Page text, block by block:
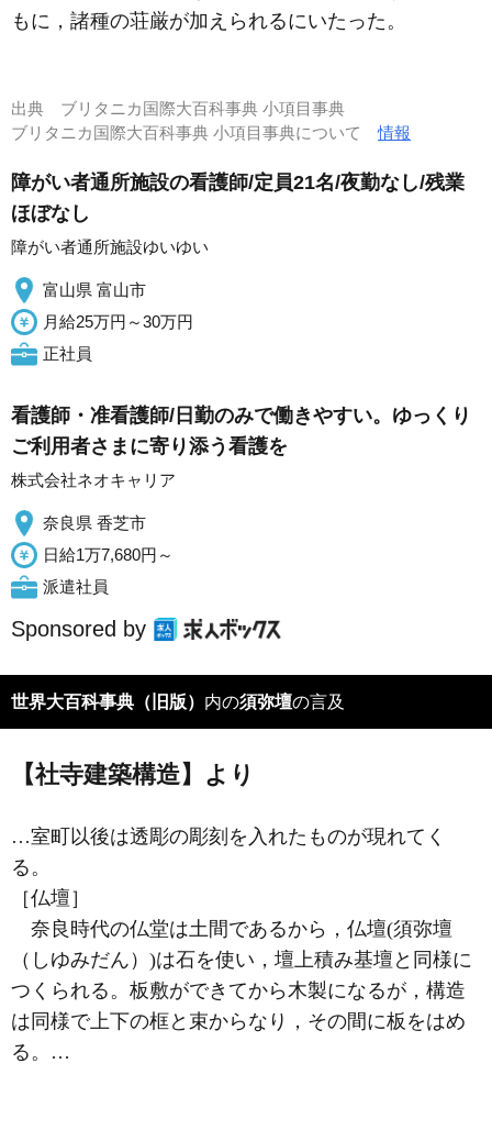
もに，諸種の荘厳が加えられるにいたった。
出典 ブリタニカ国際大百科事典 小項目事典
ブリタニカ国際大百科事典 小項目事典について情報
障がい者通所施設の看護師/定員21名/夜勤なし/残業
ほぼなし
障がい者通所施設ゆいゆい
富山県 富山市
月給25万円～30万円
正社員
看護師・准看護師/日勤のみで働きやすい。ゆっくり
ご利用者さまに寄り添う看護を
株式会社ネオキャリア
奈良県 香芝市
日給1万7,680円～
派遣社員
Sponsored by
世界大百科事典（旧版） 内の須弥壇の言及
【社寺建築構造】より
…室町以後は透彫の彫刻を入れたものが現れてく
る。
［仏壇］
奈良時代の仏堂は土間であるから，仏壇(須弥壇
（しゆみだん）)は石を使い，壇上積み基壇と同様に
つくられる。板敷ができてから木製になるが，構造
は同様で上下の框と束からなり，その間に板をはめ
る。…